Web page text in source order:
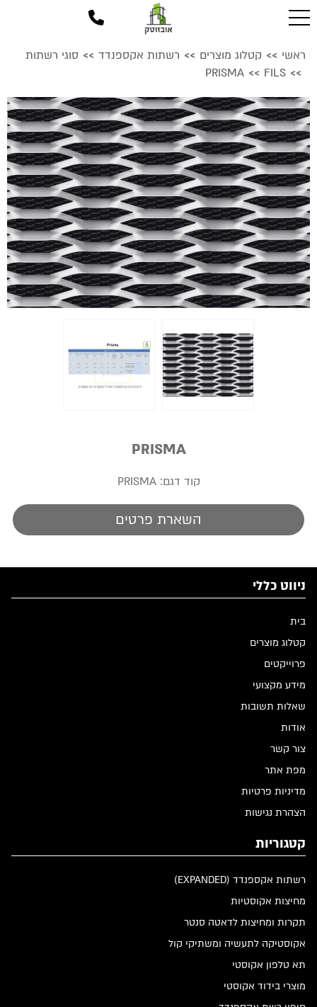
ראשי >> קטלוג מוצרים >> רשתות אקספנדד >> סוגי רשתות
>>
FILS
>>
PRISMA
PRISMA
קוד דגם:PRISMA
השארת פרטים
ניווט כללי
בית
קטלוג מוצרים
פרוייקטים
מידע מקצועי
שאלות תשובות
אודות
צור קשר
מפת אתר
מדיניות פרטיות
הצהרת נגישות
קטגוריות
רשתות אקספנדד (EXPANDED)
מחיצות אקוסטיות
תקרות ומחיצות לדאטה סנטר
אקוסטיקה לתעשיה ומשתיקי קול
תא טלפון אקוסטי
מוצרי בידוד אקוסטי